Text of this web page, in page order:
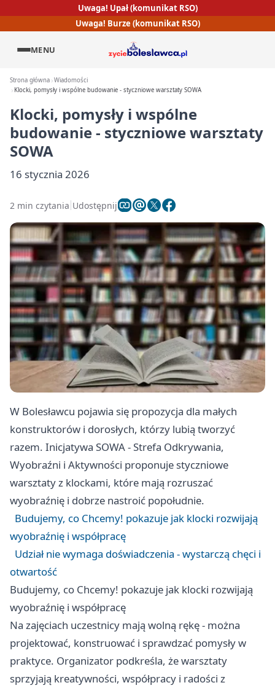
Uwaga! Upał (komunikat RSO)
Uwaga! Burze (komunikat RSO)
MENU
Strona główna Wiadomości
Klocki, pomysły i wspólne budowanie - styczniowe warsztaty SOWA
Klocki, pomysły i wspólne
budowanie - styczniowe warsztaty
SOWA
16 stycznia 2026
2 min czytania Udostępnij
W Bolesławcu pojawia się propozycja dla małych
konstruktorów i dorosłych, którzy lubią tworzyć
razem. Inicjatywa SOWA - Strefa Odkrywania,
Wyobraźni i Aktywności proponuje styczniowe
warsztaty z klockami, które mają rozruszać
wyobraźnię i dobrze nastroić popołudnie.
Budujemy, co Chcemy! pokazuje jak klocki rozwijają
wyobraźnię i współpracę
Udział nie wymaga doświadczenia - wystarczą chęci i
otwartość
Budujemy, co Chcemy! pokazuje jak klocki rozwijają
wyobraźnię i współpracę
Na zajęciach uczestnicy mają wolną rękę - można
projektować, konstruować i sprawdzać pomysły w
praktyce. Organizator podkreśla, że warsztaty
sprzyjają kreatywności, współpracy i radości z